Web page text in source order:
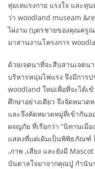
ทุ่มเทแรงกาย แรงใจ และทุ
ว่า woodland museam
ไผ่งาม (บุตรชายของคุณครู
มาสานงานโครงการ
ด้วยเจตนาที่จะสืบสานเจต
บริหารหนุ่มไฟแรง จึงมีการ
woodland ใหม่เพื่อที่จะได้เ
ศึกษาอย่างเดียว จึงจัดหมว
และจึงคัดหมวดหมู่ที่เข้ากันอ
ผจญภัย ที่เรียกว่า “นิทานเมื
แสดงที่แต่เดิมเป็นพิพิธภัณฑ์
,ภาพ ,เสียง และยังมี
บันดาลใจมาจากคุณปู่ กำนัน